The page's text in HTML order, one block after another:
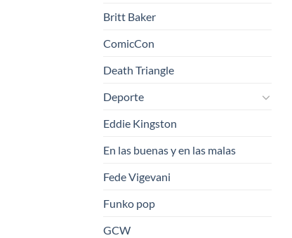
Britt Baker
ComicCon
Death Triangle
Deporte
Eddie Kingston
En las buenas y en las malas
Fede Vigevani
Funko pop
GCW